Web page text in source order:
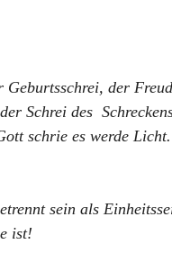
der
Schrei des
schrie es werde Licht.
sein als
ist!